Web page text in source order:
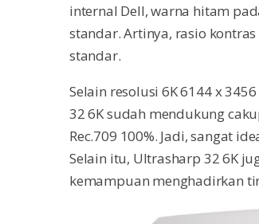
internal Dell, warna hitam
standar. Artinya, rasio
standar.
Selain resolusi 6K 6144 x
32 6K sudah mendukung
Rec.709 100%. Jadi, sangat
Selain itu, Ultrasharp 32 6K
kemampuan menghadirkan